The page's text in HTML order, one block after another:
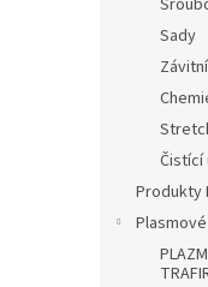
Sady
Čistící
Produkty